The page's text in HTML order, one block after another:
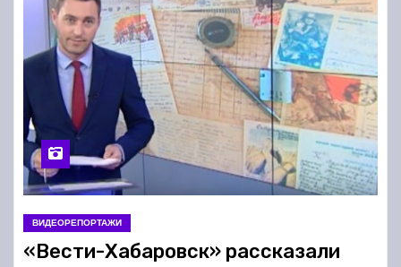
ВИДЕОРЕПОРТАЖИ
«Вести-Хабаровск» рассказали